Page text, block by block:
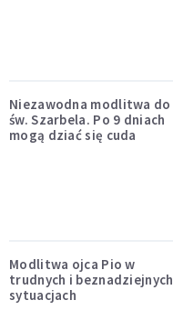
Niezawodna modlitwa do
św. Szarbela. Po 9 dniach
mogą dziać się cuda
Modlitwa ojca Pio w
trudnych i beznadziejnych
sytuacjach